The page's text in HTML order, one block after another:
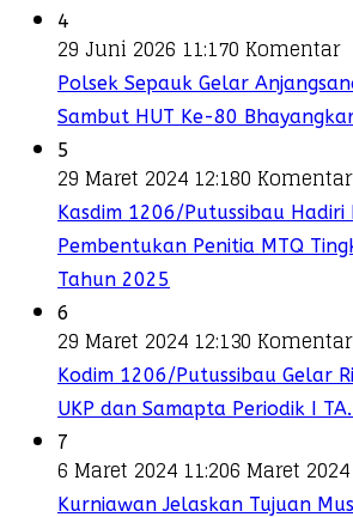
4
29 Juni 2026 11:170 Komentar
Polsek Sepauk Gelar
Sambut HUT Ke-80
5
29 Maret 2024 12:180 Komentar
Kasdim 1206/Putussibau Hadiri
Pembentukan Penitia MTQ
Tahun 2025
6
29 Maret 2024 12:130 Komentar
Kodim 1206/Putussibau Gelar
UKP dan Samapta Periodik I
7
6 Maret 2024 11:206 Maret
Kurniawan Jelaskan Tujuan